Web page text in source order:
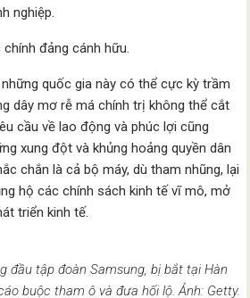
nghiệp.
đảng cánh hữu.
quốc gia này có thể cực kỳ trầm
dây mơ rễ má chính trị không thể cắt
cầu về lao động và phúc lợi cũng
xung đột và khủng hoảng quyền dân
chắn là cả bộ máy, dù tham nhũng, lại
hộ các chính sách kinh tế vĩ mô, mở
triển kinh tế.
đầu tập đoàn Samsung, bị bắt tại Hàn
buộc tham ô và đưa hối lộ. Ảnh: Getty.